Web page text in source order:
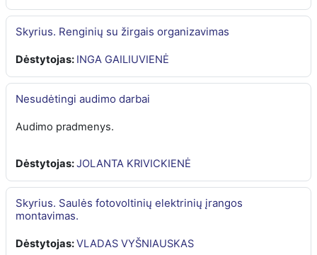
Skyrius. Renginių su žirgais organizavimas
Dėstytojas: INGA GAILIUVIENĖ
Nesudėtingi audimo darbai
Audimo pradmenys.
Dėstytojas:JOLANTA KRIVICKIENĖ
Skyrius. Saulės fotovoltinių elektrinių įrangos
montavimas.
Dėstytojas:VLADAS VYŠNIAUSKAS